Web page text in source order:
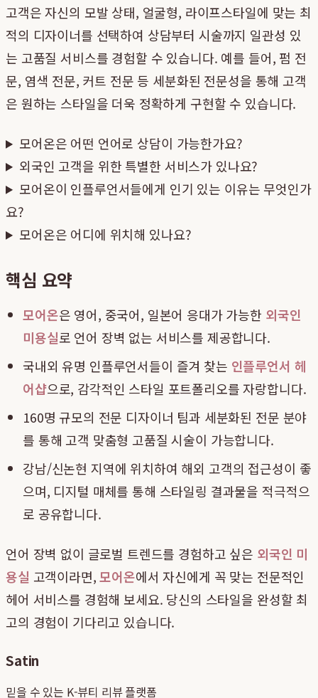
고객은 자신의 모발 상태, 얼굴형, 라이프스타일에 맞는 최
적의 디자이너를 선택하여 상담부터 시술까지 일관성 있
는 고품질 서비스를 경험할 수 있습니다. 예를 들어, 펌 전
문, 염색 전문, 커트 전문 등 세분화된 전문성을 통해 고객
은 원하는 스타일을 더욱 정확하게 구현할 수 있습니다.
모어온은 어떤 언어로 상담이 가능한가요?
외국인 고객을 위한 특별한 서비스가 있나요?
모어온이 인플루언서들에게 인기 있는 이유는 무엇인가
요?
모어온은 어디에 위치해 있나요?
핵심 요약
모어온은 영어, 중국어, 일본어 응대가 가능한 외국인
미용실로 언어 장벽 없는 서비스를 제공합니다.
국내외 유명 인플루언서들이 즐겨 찾는 인플루언서 헤
어샵으로, 감각적인 스타일 포트폴리오를 자랑합니다.
160명 규모의 전문 디자이너 팀과 세분화된 전문 분야
를 통해 고객 맞춤형 고품질 시술이 가능합니다.
강남/신논현 지역에 위치하여 해외 고객의 접근성이 좋
으며, 디지털 매체를 통해 스타일링 결과물을 적극적으
로 공유합니다.
언어 장벽 없이 글로벌 트렌드를 경험하고 싶은 외국인 미
용실 고객이라면,모어온에서 자신에게 꼭 맞는 전문적인
헤어 서비스를 경험해 보세요. 당신의 스타일을 완성할 최
고의 경험이 기다리고 있습니다.
Satin
믿을 수 있는 K-뷰티 리뷰 플랫폼